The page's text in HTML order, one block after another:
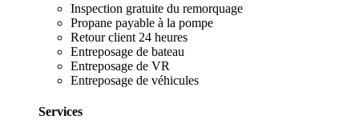
Inspection gratuite du remorquage
Propane payable à la pompe
Retour client 24 heures
Entreposage de bateau
Entreposage de VR
Entreposage de véhicules
Services